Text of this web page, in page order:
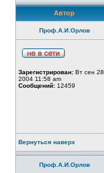
Автор
Проф.А.И.Орлов
Зарегистрирован: Вт сен 28,
2004 11:58 am
Сообщений: 12459
Вернуться наверх
Проф.А.И.Орлов